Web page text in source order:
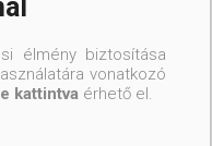
élmény biztosítása
vonatkozó
kattintva érhető el.